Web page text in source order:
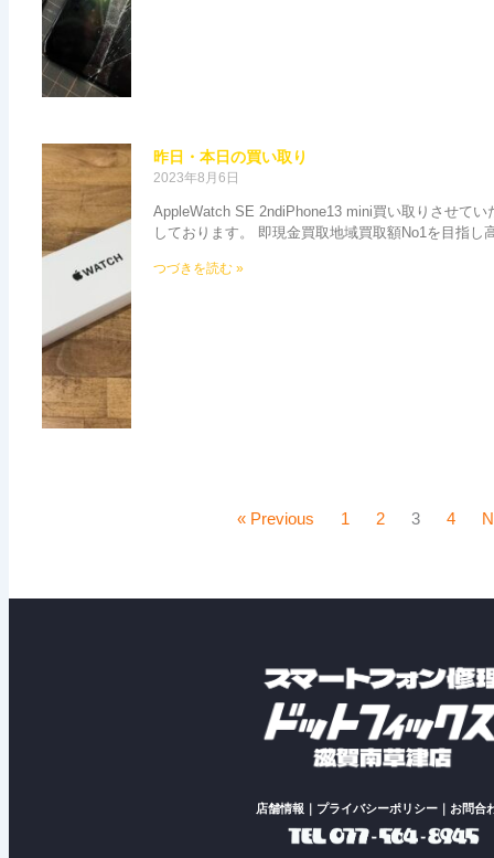
昨日・本日の買い取り
2023年8月6日
AppleWatch SE 2ndiPhone13 mini買い取りさせて
しております。 即現金買取地域買取額No1を目指し
つづきを読む »
« Previous 1 2 3 4
店舗情報 ｜ プライバシーポリシー ｜ お問合